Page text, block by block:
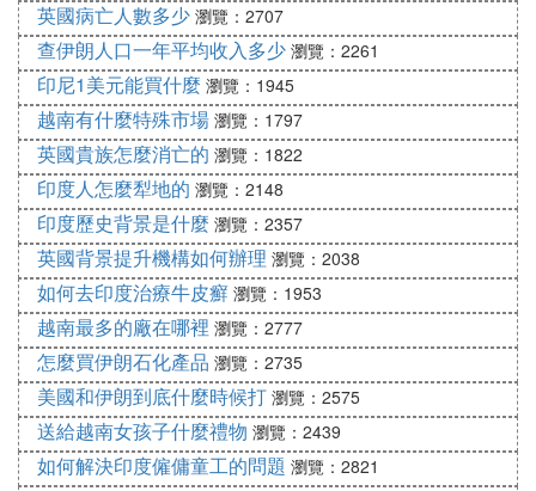
對於位於西澳南部中央島的南粉湖（Lake Hillier）來
說，它的成因和北粉湖不同。作為曾經登上過國家地
理雜志封面的特色景點，它的湖水非常清澈，湖中還
有各種各樣的魚類生存，水質對人類皮膚也沒有任何
傷害。神奇的是，它的湖水即使被裝入玻璃瓶中，也
仍然呈現粉色。
南粉湖最早出現在1802年探險家馬修•弗林德斯的日
記中。起初也被認為是因為湖水鹽度高，適合藻類細
菌生存，使得湖水呈現粉色。然而經過調查發現，它
並不是由於藻類存在而形成的，科學家們推論是湖中
的礦物質改變了湖水的顏色。而真正的成因，仍然是
個未解之謎。
過去土澳的群眾也會從湖水中提取鹽，但現在這里只
作為觀光景點。觀看南粉湖的唯一方式是乘坐直升飛
英國病亡人數多少 瀏覽：2707
查伊朗人口一年平均收入多少 瀏覽：2261
印尼1美元能買什麼 瀏覽：1945
越南有什麼特殊市場 瀏覽：1797
英國貴族怎麼消亡的 瀏覽：1822
印度人怎麼犁地的 瀏覽：2148
印度歷史背景是什麼 瀏覽：2357
英國背景提升機構如何辦理 瀏覽：2038
如何去印度治療牛皮癬 瀏覽：1953
越南最多的廠在哪裡 瀏覽：2777
怎麼買伊朗石化產品 瀏覽：2735
美國和伊朗到底什麼時候打 瀏覽：2575
送給越南女孩子什麼禮物 瀏覽：2439
如何解決印度僱傭童工的問題 瀏覽：2821